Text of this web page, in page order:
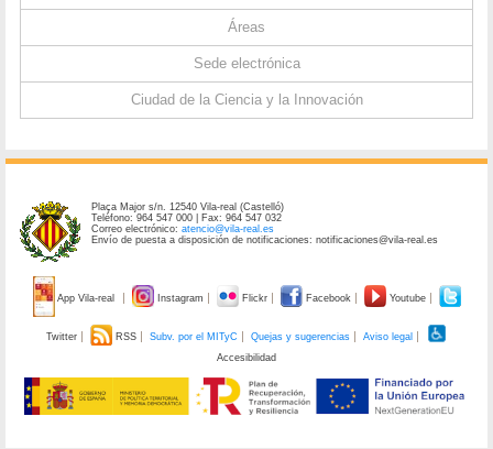
Áreas
Sede electrónica
Ciudad de la Ciencia y la Innovación
Plaça Major s/n. 12540 Vila-real (Castelló)
Teléfono: 964 547 000 | Fax: 964 547 032
Correo electrónico:atencio@vila-real.es
Envío de puesta a disposición de notificaciones: notificaciones@vila-real.es
App Vila-real Instagram Flickr Facebook Youtube
Twitter RSS Subv. por el MITyC Quejas y sugerencias
Aviso legal
Accesibilidad